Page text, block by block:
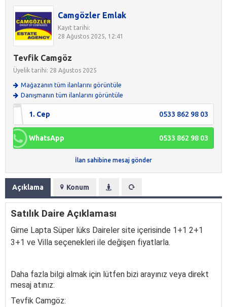
Camgözler Emlak
Kayıt tarihi:
28 Ağustos 2025, 12:41
Tevfik Camgöz
Üyelik tarihi: 28 Ağustos 2025
Mağazanın tüm ilanlarını görüntüle
Danışmanın tüm ilanlarını görüntüle
1. Cep 0533 862 98 03
WhatsApp 0533 862 98 03
İlan sahibine mesaj gönder
Açıklama Konum
Satılık Daire Açıklaması
Girne Lapta Süper lüks Daireler site içerisinde 1+1 2+1
3+1 ve Villa seçenekleri ile değişen fiyatlarla.
Daha fazla bilgi almak için lütfen bizi arayınız veya direkt
mesaj atınız:
Tevfik Camgöz: